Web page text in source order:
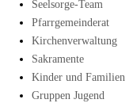
Seelsorge-Team
Pfarrgemeinderat
Kirchenverwaltung
Sakramente
Kinder und Familien
Gruppen Jugend